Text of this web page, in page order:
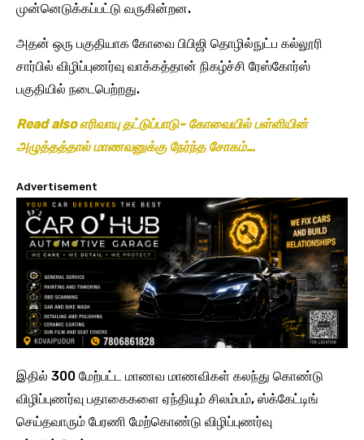
முன்னெடுக்கப்பட்டு வருகின்றன.
அதன் ஒரு பகுதியாக கோவை பிபிஜி தொழில்நுட்ப கல்லூரி
சார்பில் விழிப்புணர்வு வாக்கத்தான் நிகழ்ச்சி ரேஸ்கோர்ஸ்
பகுதியில் நடைபெற்றது.
Read also எரிவாயு தட்டுப்பாடு- கோவையில் பள்ளியின்
அழுத்தத்தால் மாணவனுக்கு நேர்ந்த சோகம்…
Advertisement
இதில் 300 மேற்பட்ட மாணவ மாணவிகள் கலந்து கொண்டு
விழிப்புணர்வு பதாகைகளை ஏந்தியும் சிலம்பம், ஸ்க்கேட்டிங்
செய்தவாரும் பேரணி மேற்கொண்டு விழிப்புணர்வு